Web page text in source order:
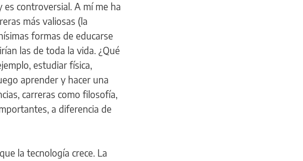
es controversial. A mí me ha
más valiosas (la
formas de educarse
las de toda la vida. ¿Qué
estudiar física,
aprender y hacer una
carreras como filosofía,
a diferencia de
la tecnología crece. La